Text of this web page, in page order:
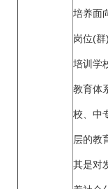
培养面
岗位(
培训学
教育体
校、中
层的教
其是对